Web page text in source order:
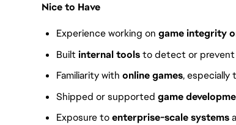
Nice to Have
Experience working on game integrity
Built internal toolsto detect or prevent
Familiarity with online games, especially
Shipped or supported game
Exposure toenterprise-scale systems